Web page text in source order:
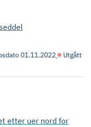
01.11.2022 Utgått
etter uer nord for